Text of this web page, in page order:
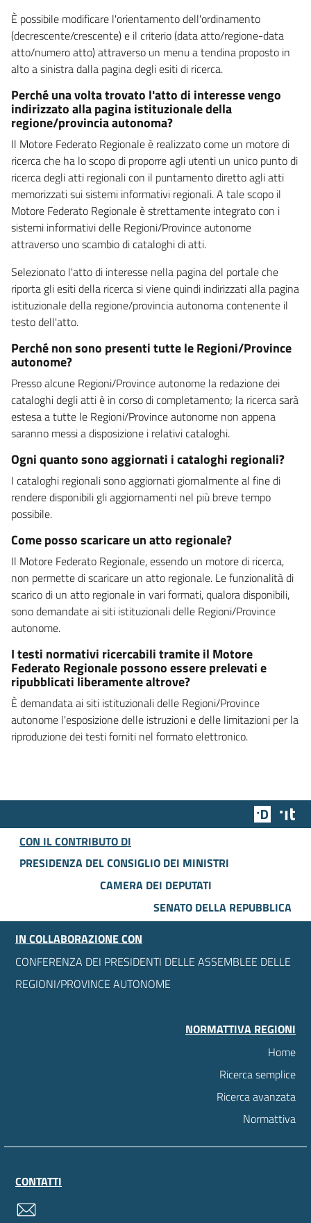
È possibile modificare l'orientamento dell'ordinamento
(decrescente/crescente) e il criterio (data atto/regione-data
atto/numero atto) attraverso un menu a tendina proposto in
alto a sinistra dalla pagina degli esiti di ricerca.
Perché una volta trovato l'atto di interesse vengo
indirizzato alla pagina istituzionale della
regione/provincia autonoma?
Il Motore Federato Regionale è realizzato come un motore di
ricerca che ha lo scopo di proporre agli utenti un unico punto di
ricerca degli atti regionali con il puntamento diretto agli atti
memorizzati sui sistemi informativi regionali. A tale scopo il
Motore Federato Regionale è strettamente integrato con i
sistemi informativi delle Regioni/Province autonome
attraverso uno scambio di cataloghi di atti.
Selezionato l'atto di interesse nella pagina del portale che
riporta gli esiti della ricerca si viene quindi indirizzati alla pagina
istituzionale della regione/provincia autonoma contenente il
testo dell'atto.
Perché non sono presenti tutte le Regioni/Province
autonome?
Presso alcune Regioni/Province autonome la redazione dei
cataloghi degli atti è in corso di completamento; la ricerca sarà
estesa a tutte le Regioni/Province autonome non appena
saranno messi a disposizione i relativi cataloghi.
Ogni quanto sono aggiornati i cataloghi regionali?
I cataloghi regionali sono aggiornati giornalmente al fine di
rendere disponibili gli aggiornamenti nel più breve tempo
possibile.
Come posso scaricare un atto regionale?
Il Motore Federato Regionale, essendo un motore di ricerca,
non permette di scaricare un atto regionale. Le funzionalità di
scarico di un atto regionale in vari formati, qualora disponibili,
sono demandate ai siti istituzionali delle Regioni/Province
autonome.
I testi normativi ricercabili tramite il Motore
Federato Regionale possono essere prelevati e
ripubblicati liberamente altrove?
È demandata ai siti istituzionali delle Regioni/Province
autonome l'esposizione delle istruzioni e delle limitazioni per la
riproduzione dei testi forniti nel formato elettronico.
Team
CON IL CONTRIBUTO DI
PRESIDENZA DEL CONSIGLIO DEI MINISTRI
CAMERA DEI DEPUTATI
SENATO DELLA REPUBBLICA
IN COLLABORAZIONE CON
CONFERENZA DEI PRESIDENTI DELLE ASSEMBLEE DELLE
REGIONI/PROVINCE AUTONOME
NORMATTIVA REGIONI
Home
Ricerca semplice
Ricerca avanzata
Normattiva
CONTATTI